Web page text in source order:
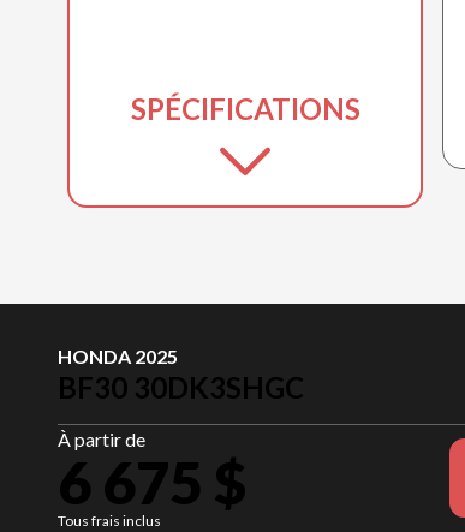
SPÉCIFICATIONS
HONDA 2025
BF30 30DK3SHGC
À partir de
6 675 $
Tous frais inclus